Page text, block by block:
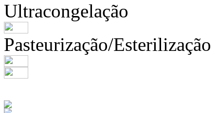
Ultracongelação
Pasteurização/Esterilização